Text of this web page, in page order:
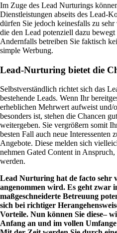
Im Zuge des Lead Nurturings
Dienstleistungen abseits des Lead-
dürfen Sie jedoch keinesfalls zu
die den Lead potenziell dazu bewegt
Andernfalls betreiben Sie faktisch
simple Werbung.
Lead-Nurturing bietet die
Selbstverständlich richtet sich das
bestehende Leads. Wenn Ihr
erheblichen Mehrwert aufweist und/
besonders ist, stehen die Chancen
weitergeben. Sie vergrößern somit
besten Fall auch neue Interessenten
Angebote. Diese melden sich
nehmen Gated Content in
werden.
Lead Nurturing hat de facto sehr
angenommen wird. Es geht zwar
maßgeschneiderte Betreuung
sich bei richtiger
Vorteile. Nun können Sie diese–
Anfang an und im vollen